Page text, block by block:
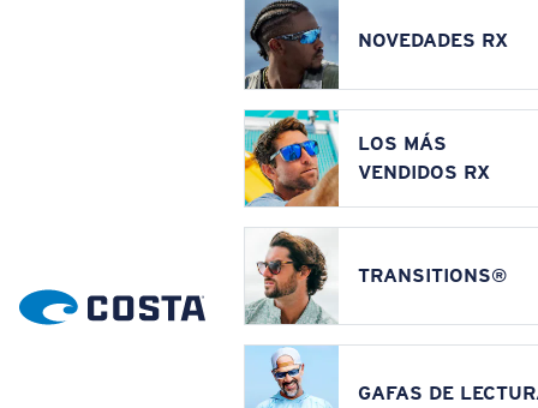
NOVEDADES RX
LOS MÁS
VENDIDOS RX
TRANSITIONS®
GAFAS DE